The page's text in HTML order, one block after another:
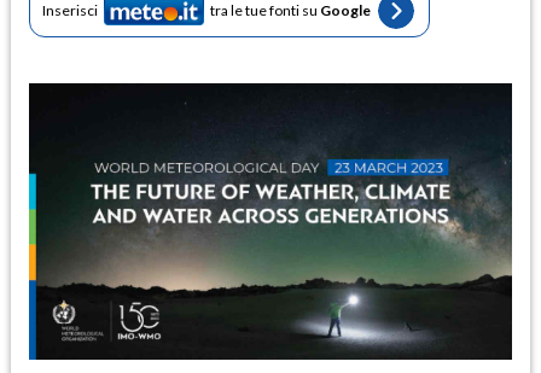
Inserisci tra le tue fonti su Google